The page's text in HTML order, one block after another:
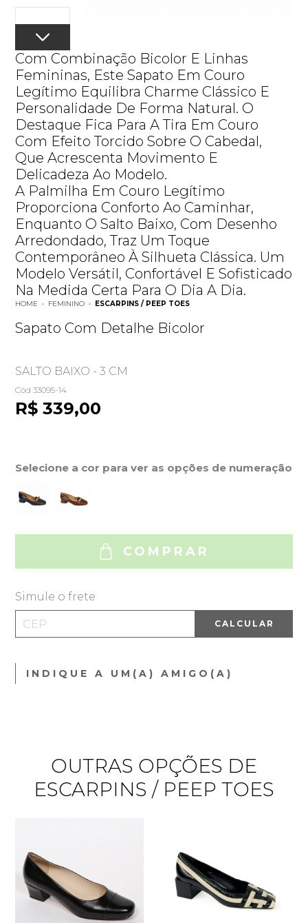
Com Combinação Bicolor E Linhas
Femininas, Este Sapato Em Couro
Legítimo Equilibra Charme Clássico E
Personalidade De Forma Natural. O
Destaque Fica Para A Tira Em Couro
Com Efeito Torcido Sobre O Cabedal,
Que Acrescenta Movimento E
Delicadeza Ao Modelo.
A Palmilha Em Couro Legítimo
Proporciona Conforto Ao Caminhar,
Enquanto O Salto Baixo, Com Desenho
Arredondado, Traz Um Toque
Contemporâneo À Silhueta Clássica. Um
Modelo Versátil, Confortável E Sofisticado
Na Medida Certa Para O Dia A Dia.
HOME » FEMININO » ESCARPINS / PEEP TOES
Sapato Com Detalhe Bicolor
SALTO BAIXO - 3 CM
Cód 33095-14
R$ 339,00
Selecione a cor para ver as opções de numeração
COMPRAR
Simule o frete
CALCULAR
INDIQUE A UM(A) AMIGO(A)
OUTRAS OPÇÕES DE
ESCARPINS / PEEP TOES